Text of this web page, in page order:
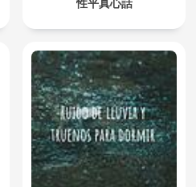
性平真心話